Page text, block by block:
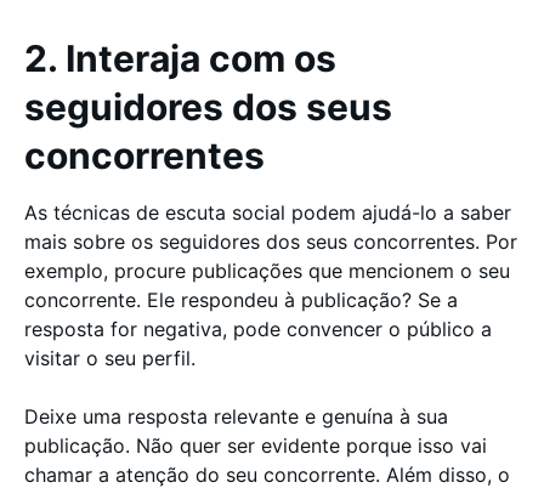
2. Interaja com os
seguidores dos seus
concorrentes
As técnicas de escuta social podem ajudá-lo a saber
mais sobre os seguidores dos seus concorrentes. Por
exemplo, procure publicações que mencionem o seu
concorrente. Ele respondeu à publicação? Se a
resposta for negativa, pode convencer o público a
visitar o seu perfil.
Deixe uma resposta relevante e genuína à sua
publicação. Não quer ser evidente porque isso vai
chamar a atenção do seu concorrente. Além disso, o